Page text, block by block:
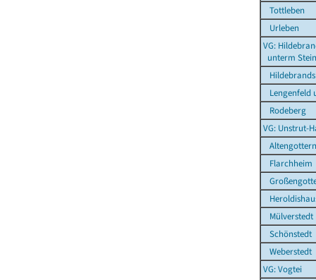
Tottleben
Urleben
VG:
unterm Stein
Lengenfeld
Rodeberg
VG: Unstrut-
Altengottern
Flarchheim
Mülverstedt
Schönstedt
Weberstedt
VG: Vogtei